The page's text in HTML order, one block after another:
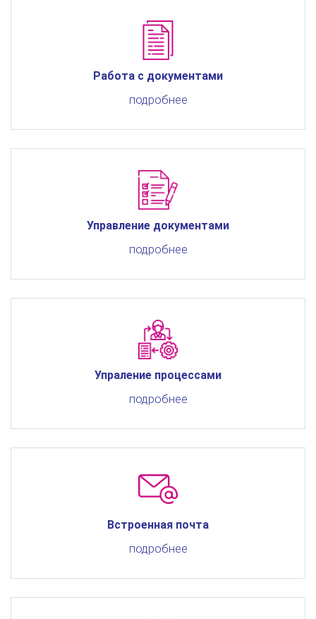
Работа с документами
подробнее
Управление документами
подробнее
Упраление процессами
подробнее
Встроенная почта
подробнее